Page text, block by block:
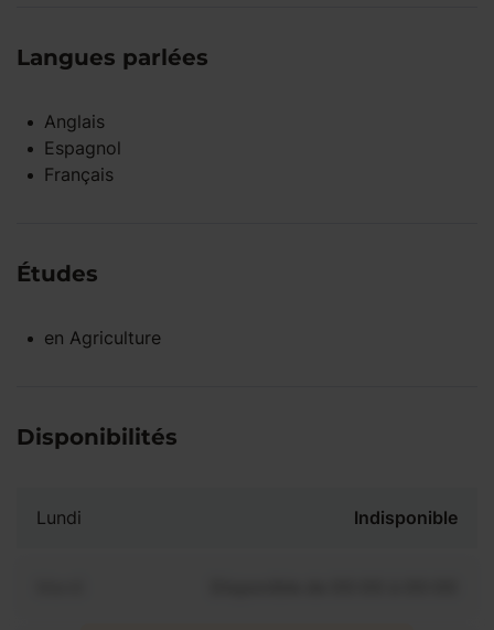
Langues parlées
Anglais
Espagnol
Français
Études
en Agriculture
Disponibilités
Lundi Indisponible